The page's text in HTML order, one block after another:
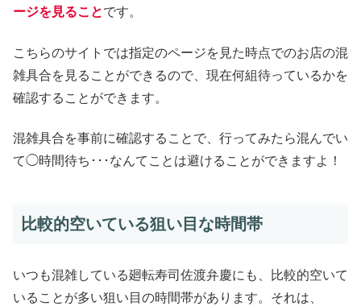
ージを見ることです。
こちらのサイトでは指定のページを見た時点でのお店の混
雑具合を見ることができるので、現在何組待っているかを
確認することができます。
混雑具合を事前に確認することで、行ってみたら混んでい
て◯時間待ち･･･なんてことは避けることができますよ！
比較的空いている狙い目な時間帯
いつも混雑している廻転寿司佐渡弁慶にも、比較的空いて
いることが多い狙い目の時間帯があります。それは、